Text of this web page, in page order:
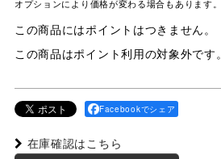
オプションにより価格が変わる場合もあります。
この商品にはポイントはつきません。
この商品はポイント利用の対象外です。
Facebookでシェア
在庫確認はこちら